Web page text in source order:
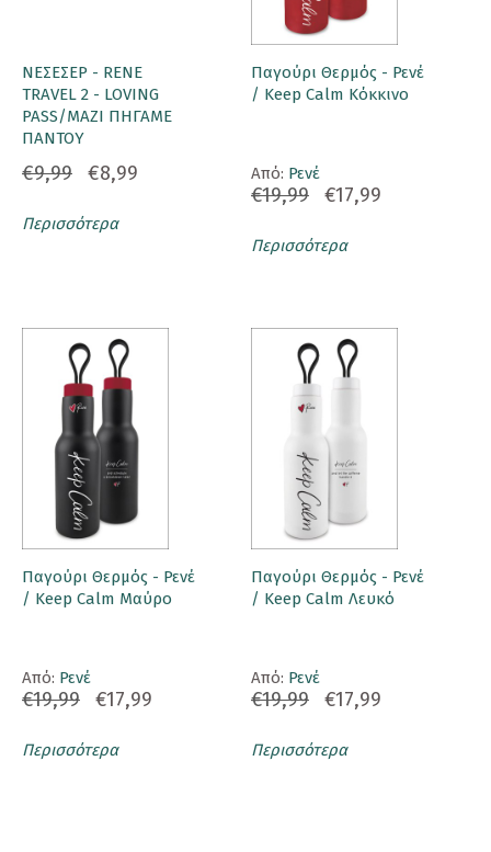
ΝΕΣΕΣΕΡ - RENE
TRAVEL 2 - LOVING
PASS/ΜΑΖΙ ΠΗΓΑΜΕ
ΠΑΝΤΟΥ
€9,99 €8,99
Περισσότερα
Παγούρι Θερμός - Ρενέ
/ Keep Calm Κόκκινο
Aπό: Ρενέ
€19,99 €17,99
Περισσότερα
Παγούρι Θερμός - Ρενέ
/ Keep Calm Μαύρο
Aπό: Ρενέ
€19,99 €17,99
Περισσότερα
Παγούρι Θερμός - Ρενέ
/ Keep Calm Λευκό
Aπό: Ρενέ
€19,99 €17,99
Περισσότερα